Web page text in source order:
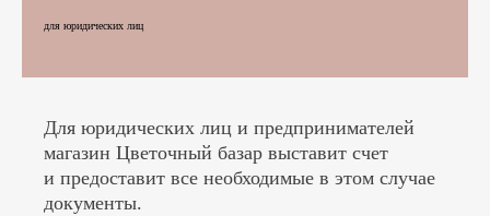
для юридических лиц
Для юридических лиц и предпринимателей
магазин Цветочный базар выставит счет
и предоставит все необходимые в этом случае
документы.